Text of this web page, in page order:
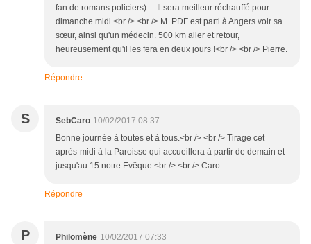
fan de romans policiers) ... Il sera meilleur réchauffé pour
dimanche midi.<br /> <br /> M. PDF est parti à Angers voir sa
sœur, ainsi qu'un médecin. 500 km aller et retour,
heureusement qu'il les fera en deux jours !<br /> <br /> Pierre.
Répondre
S SebCaro 10/02/2017 08:37
Bonne journée à toutes et à tous.<br /> <br /> Tirage cet
après-midi à la Paroisse qui accueillera à partir de demain et
jusqu'au 15 notre Evêque.<br /> <br /> Caro.
Répondre
P Philomène 10/02/2017 07:33